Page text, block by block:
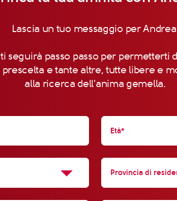
Lascia un tuo messaggio per
seguirà passo passo per permetterti
prescelta e tante altre, tutte libere e
alla ricerca dell'anima gemella.